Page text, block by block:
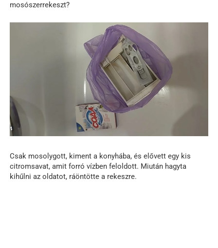
mosószerrekeszt?
Csak mosolygott, kiment a konyhába, és elővett egy kis
citromsavat, amit forró vízben feloldott. Miután hagyta
kihűlni az oldatot, ráöntötte a rekeszre.